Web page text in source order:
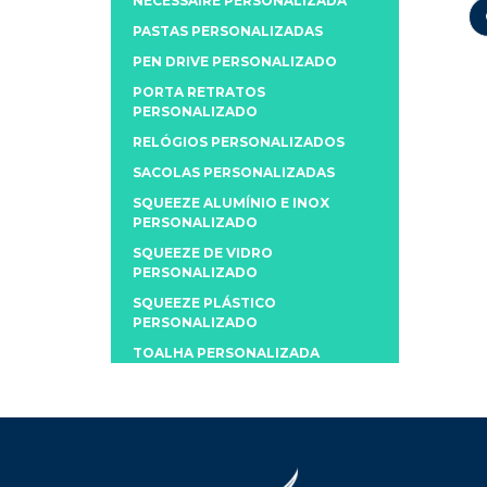
PASTAS PERSONALIZADAS
PEN DRIVE PERSONALIZADO
PORTA RETRATOS
PERSONALIZADO
RELÓGIOS PERSONALIZADOS
SACOLAS PERSONALIZADAS
SQUEEZE ALUMÍNIO E INOX
PERSONALIZADO
SQUEEZE DE VIDRO
PERSONALIZADO
SQUEEZE PLÁSTICO
PERSONALIZADO
TOALHA PERSONALIZADA